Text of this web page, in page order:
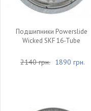
Подшипники Powerslide
Wicked SKF 16-Tube
2140 грн. 1890 грн.